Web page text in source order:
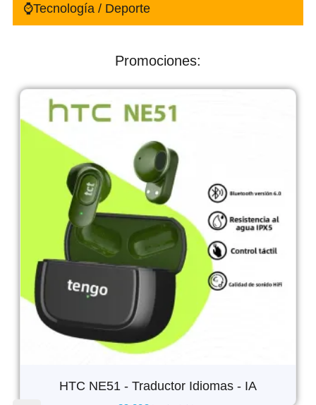
⌚Tecnología / Deporte
Promociones:
HTC NE51 - Traductor Idiomas - IA